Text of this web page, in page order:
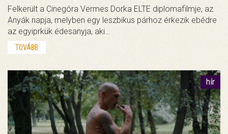
Felkerült a Cinegóra Vermes Dorka ELTE diplomafilmje, az
Anyák napja, melyben egy leszbikus párhoz érkezik ebédre
az egyiprkük édesanyja, aki…
TOVÁBB
hír